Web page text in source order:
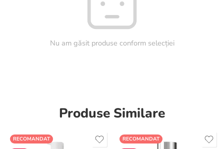
Nu am găsit produse conform selecției
Produse Similare
RECOMANDAT
RECOMANDAT